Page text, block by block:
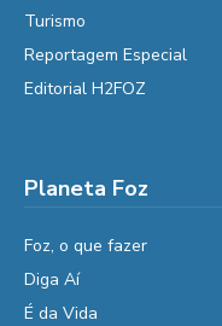
Turismo
Reportagem Especial
Editorial H2FOZ
Planeta Foz
Foz, o que fazer
Diga Aí
É da Vida